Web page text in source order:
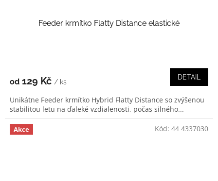
Feeder krmítko Flatty Distance elastické
od 129 Kč / ks
DETAIL
Unikátne Feeder krmítko Hybrid Flatty Distance so zvýšenou
stabilitou letu na ďaleké vzdialenosti, počas silného...
Akce Kód: 44 4337030